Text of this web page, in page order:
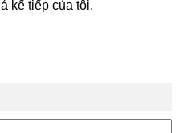
kế tiếp của tôi.